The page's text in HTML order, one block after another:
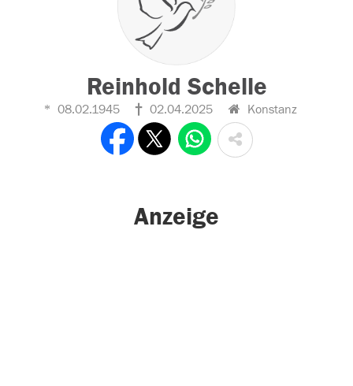
Reinhold Schelle
08.02.1945 02.04.2025 Konstanz
Anzeige